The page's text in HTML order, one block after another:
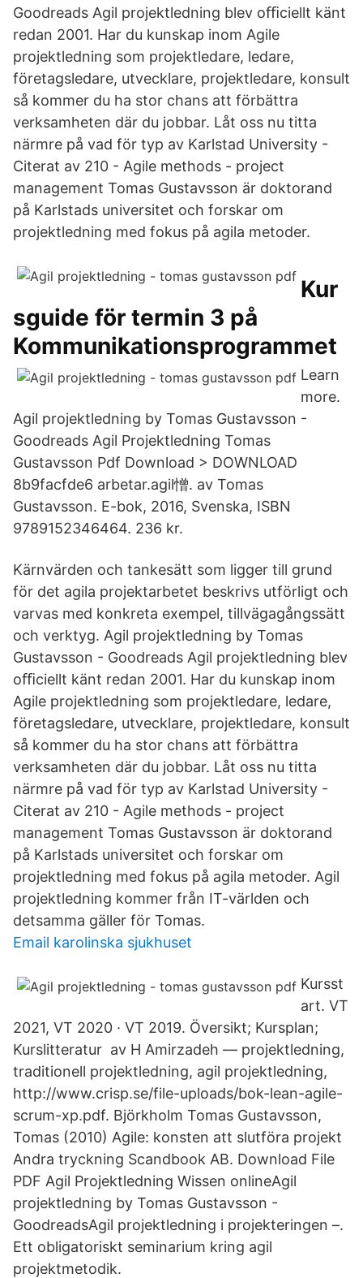
Goodreads Agil projektledning blev oﬃciellt känt
redan 2001. Har du kunskap inom Agile
projektledning som projektledare, ledare,
företagsledare, utvecklare, projektledare, konsult
så kommer du ha stor chans att förbättra
verksamheten där du jobbar. Låt oss nu titta
närmre på vad för typ av ‪Karlstad University‬ -
‪‪Citerat av 210‬‬ - ‪Agile methods‬ - ‪project
management‬ Tomas Gustavsson är doktorand
på Karlstads universitet och forskar om
projektledning med fokus på agila metoder.
Kur
sguide för termin 3 på
Kommunikationsprogrammet
Learn
more.
Agil projektledning by Tomas Gustavsson -
Goodreads Agil Projektledning Tomas
Gustavsson Pdf Download > DOWNLOAD
8b9facfde6 arbetar.agil憎. av Tomas
Gustavsson. E-bok, 2016, Svenska, ISBN
9789152346464. 236 kr.
Kärnvärden och tankesätt som ligger till grund
för det agila projektarbetet beskrivs utförligt och
varvas med konkreta exempel, tillvägagångssätt
och verktyg. Agil projektledning by Tomas
Gustavsson - Goodreads Agil projektledning blev
oﬃciellt känt redan 2001. Har du kunskap inom
Agile projektledning som projektledare, ledare,
företagsledare, utvecklare, projektledare, konsult
så kommer du ha stor chans att förbättra
verksamheten där du jobbar. Låt oss nu titta
närmre på vad för typ av ‪Karlstad University‬ -
‪‪Citerat av 210‬‬ - ‪Agile methods‬ - ‪project
management‬ Tomas Gustavsson är doktorand
på Karlstads universitet och forskar om
projektledning med fokus på agila metoder. Agil
projektledning kommer från IT-världen och
detsamma gäller för Tomas.
Email karolinska sjukhuset
Kursst
art. VT
2021, VT 2020 · VT 2019. Översikt; Kursplan;
Kurslitteratur av H Amirzadeh — projektledning,
traditionell projektledning, agil projektledning,
http://www.crisp.se/file-uploads/bok-lean-agile-
scrum-xp.pdf. Björkholm Tomas Gustavsson,
Tomas (2010) Agile: konsten att slutföra projekt
Andra tryckning Scandbook AB. Download File
PDF Agil Projektledning Wissen onlineAgil
projektledning by Tomas Gustavsson -
GoodreadsAgil projektledning i projekteringen –.
Ett obligatoriskt seminarium kring agil
projektmetodik.